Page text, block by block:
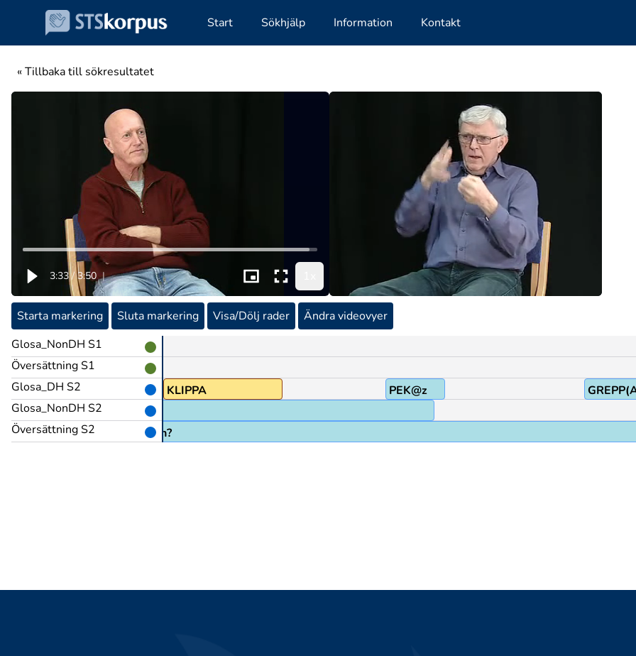
Start Sökhjälp Information Kontakt
« Tillbaka till sökresultatet
3:33 / 3:50 |
Starta markering Sluta markering Visa/Dölj rader
Ändra videovyer
Glosa_NonDH S1
Översättning S1
Glosa_DH S2
Glosa_NonDH S2
Översättning S2
TÄNKA KLIPPA PEK@z
i den, klippa av armar och ben?